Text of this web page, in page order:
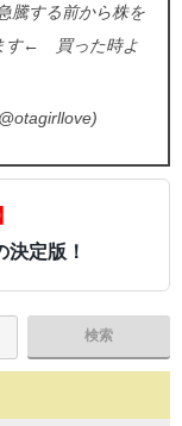
騰する前から株を
す← 買った時よ
定版！